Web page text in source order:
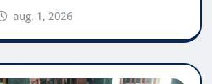
aug. 1, 2026